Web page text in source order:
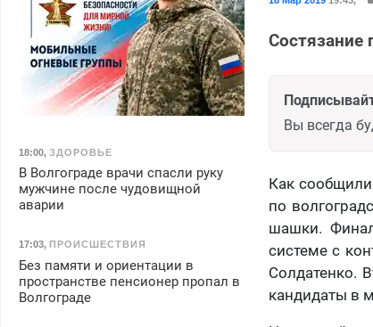
Состязание
Вы всегда
Как
по
шашки.
системе с
Солдатенко.
кандидаты в
18:00, ЗДОРОВЬЕ
В Волгограде врачи спасли руку
мужчине после чудовищной
аварии
17:03, ПРОИСШЕСТВИЯ
Без памяти и ориентации в
пространстве пенсионер пропал в
Волгограде